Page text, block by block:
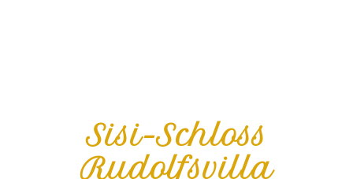
Sisi-Schloss
Rudolfsvilla